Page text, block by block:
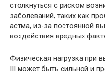
столкнуться с риском
заболеваний, таких как
астма, из-за постоянной
воздействия вредных
Физическая нагрузка при
III может быть сильной и